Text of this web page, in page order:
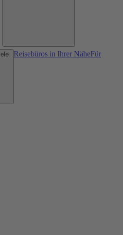
Reisebüros in Ihrer NäheFür